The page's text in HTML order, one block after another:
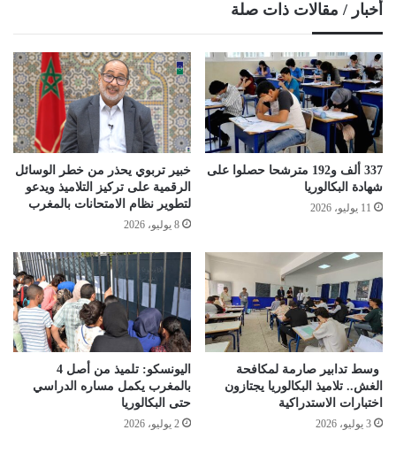
أخبار / مقالات ذات صلة
337 ألف و192 مترشحا حصلوا على
شهادة البكالوريا
11 يوليو، 2026
خبير تربوي يحذر من خطر الوسائل
الرقمية على تركيز التلاميذ ويدعو
لتطوير نظام الامتحانات بالمغرب
8 يوليو، 2026
وسط تدابير صارمة لمكافحة
الغش.. تلاميذ البكالوريا يجتازون
اختبارات الاستدراكية
3 يوليو، 2026
اليونسكو: تلميذ من أصل 4
بالمغرب يكمل مساره الدراسي
حتى البكالوريا
2 يوليو، 2026